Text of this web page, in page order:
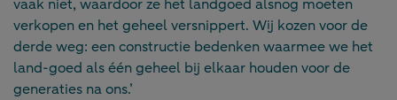
vaak niet, waardoor ze het landgoed alsnog moeten
verkopen en het geheel versnippert. Wij kozen voor de
derde weg: een constructie bedenken waarmee we het
land-goed als één geheel bij elkaar houden voor de
generaties na ons.’